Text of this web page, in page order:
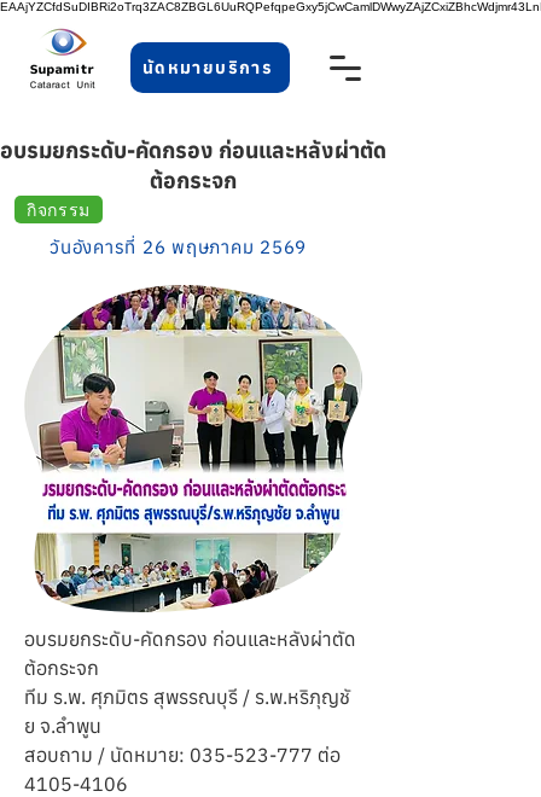
นัดหมายบริการ
อบรมยกระดับ-คัดกรอง ก่อนและหลังผ่าตัด
ต้อกระจก
กิจกรรม
วันอังคารที่ 26 พฤษภาคม 2569
อบรมยกระดับ-คัดกรอง ก่อนและหลังผ่าตัด
ต้อกระจก
ทีม ร.พ. ศุภมิตร สุพรรณบุรี / ร.พ.หริภุญชั
ย จ.ลำพูน
สอบถาม / นัดหมาย: 035-523-777 ต่อ
4105-4106